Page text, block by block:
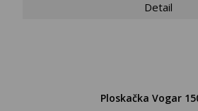
Detail
Ploskačka Vogar